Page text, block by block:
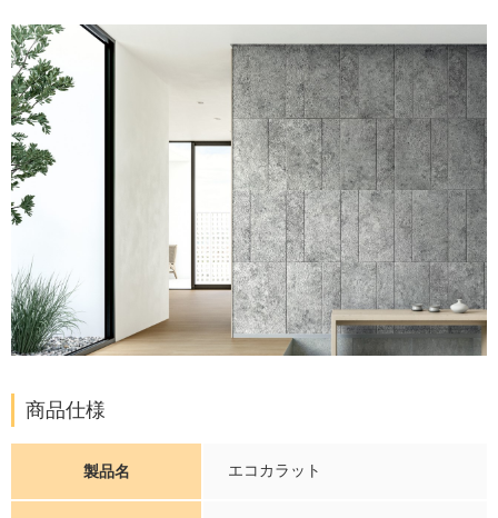
商品仕様
製品名 エコカラット